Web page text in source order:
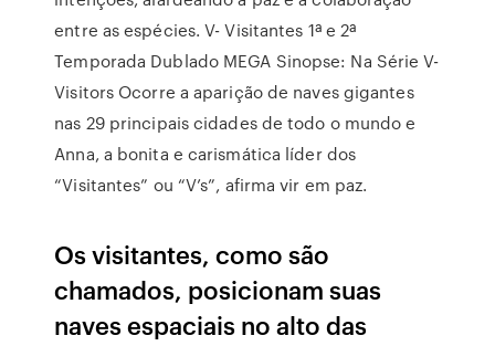
entre as espécies. V- Visitantes 1ª e 2ª
Temporada Dublado MEGA Sinopse: Na Série V-
Visitors Ocorre a aparição de naves gigantes
nas 29 principais cidades de todo o mundo e
Anna, a bonita e carismática líder dos
“Visitantes” ou “V’s”, afirma vir em paz.
Os visitantes, como são
chamados, posicionam suas
naves espaciais no alto das